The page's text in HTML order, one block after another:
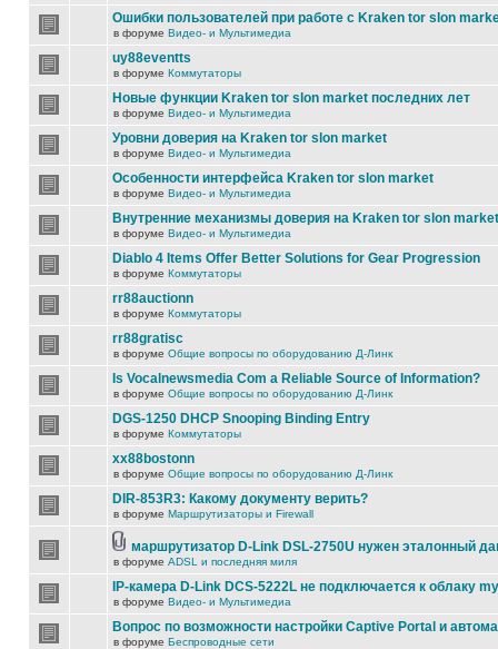
Ошибки пользователей при работе с Kraken tor slon
в форуме Видео- и Мультимедиа
uy88eventts
в форуме Коммутаторы
Новые функции Kraken tor slon market последних лет
в форуме Видео- и Мультимедиа
Уровни доверия на Kraken tor slon market
в форуме Видео- и Мультимедиа
Особенности интерфейса Kraken tor slon market
в форуме Видео- и Мультимедиа
Внутренние механизмы доверия на Kraken tor slon market
в форуме Видео- и Мультимедиа
Diablo 4 Items Offer Better Solutions for Gear Progression
в форуме Коммутаторы
rr88auctionn
в форуме Коммутаторы
rr88gratisc
в форуме Общие вопросы по оборудованию Д-Линк
Is Vocalnewsmedia Com a Reliable Source of Information?
в форуме Общие вопросы по оборудованию Д-Линк
DGS-1250 DHCP Snooping Binding Entry
в форуме Коммутаторы
xx88bostonn
в форуме Общие вопросы по оборудованию Д-Линк
DIR-853R3: Какому документу верить?
в форуме Маршрутизаторы и Firewall
маршрутизатор D-Link DSL-2750U нужен эталонный
в форуме ADSL и последняя миля
IP-камера D-Link DCS-5222L не подключается к облаку
в форуме Видео- и Мультимедиа
Вопрос по возможности настройки Captive Portal и
в форуме Беспроводные сети